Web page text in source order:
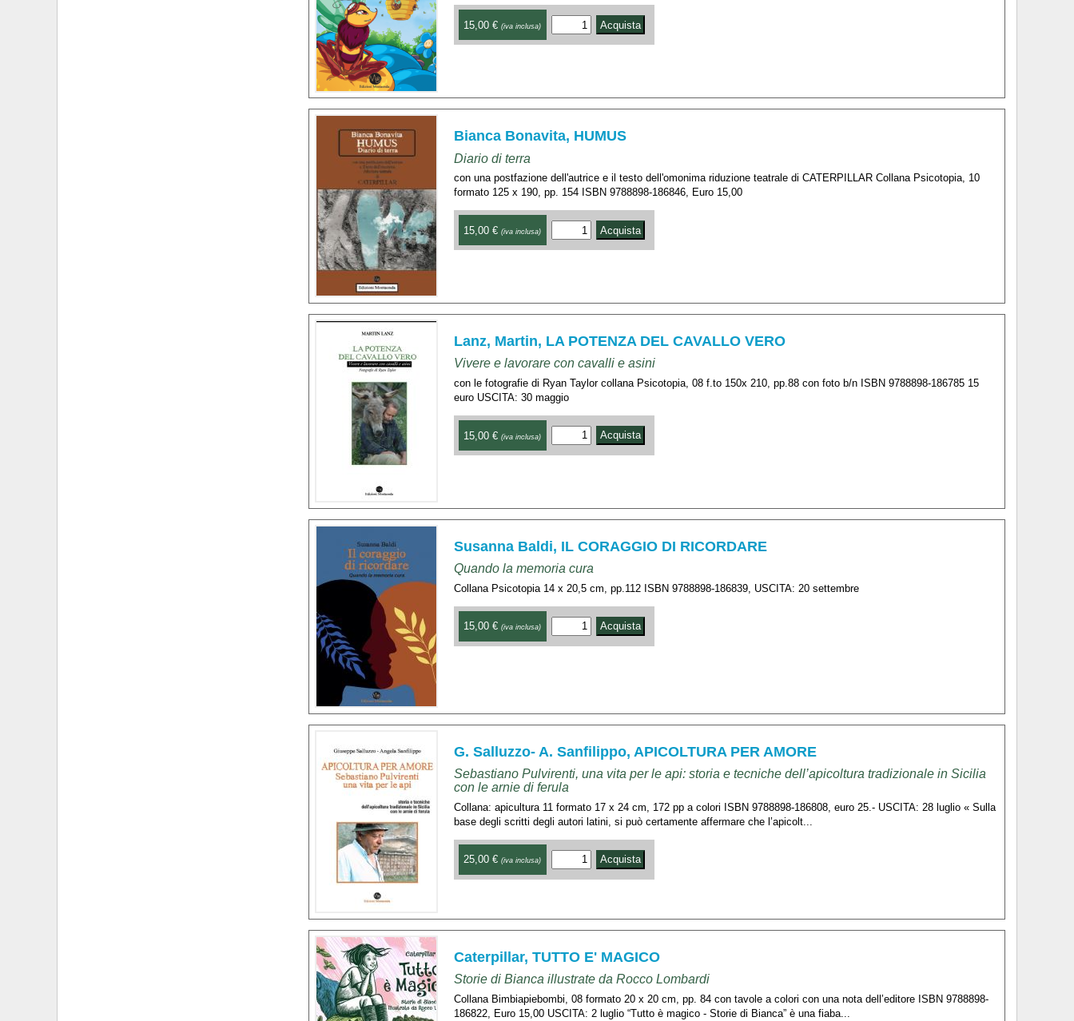
15,00 € (iva inclusa)
Bianca Bonavita, HUMUS
Diario di terra
con una postfazione dell'autrice e il testo dell'omonima riduzione teatrale di CATERPILLAR Collana Psicotopia, 10
formato 125 x 190, pp. 154 ISBN 9788898-186846, Euro 15,00
15,00 € (iva inclusa)
Lanz, Martin, LA POTENZA DEL CAVALLO VERO
Vivere e lavorare con cavalli e asini
con le fotografie di Ryan Taylor collana Psicotopia, 08 f.to 150x 210, pp.88 con foto b/n ISBN 9788898-186785 15
euro USCITA: 30 maggio
15,00 € (iva inclusa)
Susanna Baldi, IL CORAGGIO DI RICORDARE
Quando la memoria cura
Collana Psicotopia 14 x 20,5 cm, pp.112 ISBN 9788898-186839, USCITA: 20 settembre
15,00 € (iva inclusa)
G. Salluzzo- A. Sanfilippo, APICOLTURA PER AMORE
Sebastiano Pulvirenti, una vita per le api: storia e tecniche dell’apicoltura tradizionale in Sicilia
con le arnie di ferula
Collana: apicultura 11 formato 17 x 24 cm, 172 pp a colori ISBN 9788898-186808, euro 25.- USCITA: 28 luglio « Sulla
base degli scritti degli autori latini, si può certamente affermare che l’apicolt...
25,00 € (iva inclusa)
Caterpillar, TUTTO E' MAGICO
Storie di Bianca illustrate da Rocco Lombardi
Collana Bimbiapiebombi, 08 formato 20 x 20 cm, pp. 84 con tavole a colori con una nota dell’editore ISBN 9788898-
186822, Euro 15,00 USCITA: 2 luglio “Tutto è magico - Storie di Bianca” è una fiaba...